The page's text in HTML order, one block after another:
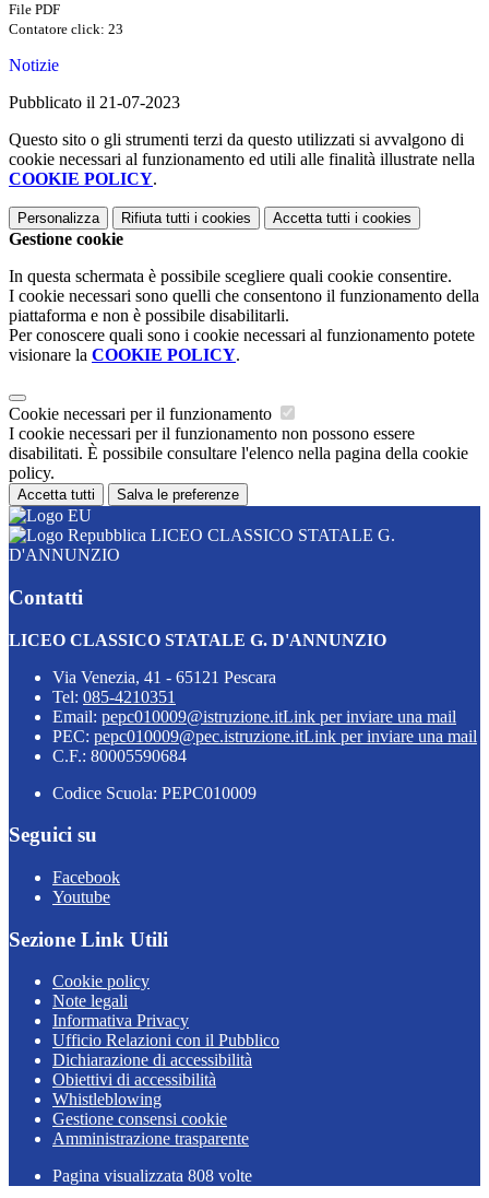
File PDF
Contatore click: 23
Notizie
Pubblicato il 21-07-2023
Questo sito o gli strumenti terzi da questo utilizzati si avvalgono di
cookie necessari al funzionamento ed utili alle finalità illustrate nella
COOKIE POLICY.
Personalizza Rifiuta tutti i cookies Accetta tutti i cookies
Gestione cookie
In questa schermata è possibile scegliere quali cookie consentire.
I cookie necessari sono quelli che consentono il funzionamento della
piattaforma e non è possibile disabilitarli.
Per conoscere quali sono i cookie necessari al funzionamento potete
visionare la COOKIE POLICY.
Cookie necessari per il funzionamento
I cookie necessari per il funzionamento non possono essere
disabilitati. È possibile consultare l'elenco nella pagina della cookie
policy.
Accetta tutti Salva le preferenze
LICEO CLASSICO STATALE G.
D'ANNUNZIO
Contatti
LICEO CLASSICO STATALE G. D'ANNUNZIO
Via Venezia, 41 - 65121 Pescara
Tel: 085-4210351
Email: pepc010009@istruzione.itLink per inviare una mail
PEC: pepc010009@pec.istruzione.itLink per inviare una mail
C.F.: 80005590684
Codice Scuola: PEPC010009
Seguici su
Facebook
Youtube
Sezione Link Utili
Cookie policy
Note legali
Informativa Privacy
Ufficio Relazioni con il Pubblico
Dichiarazione di accessibilità
Obiettivi di accessibilità
Whistleblowing
Gestione consensi cookie
Amministrazione trasparente
Pagina visualizzata 808 volte